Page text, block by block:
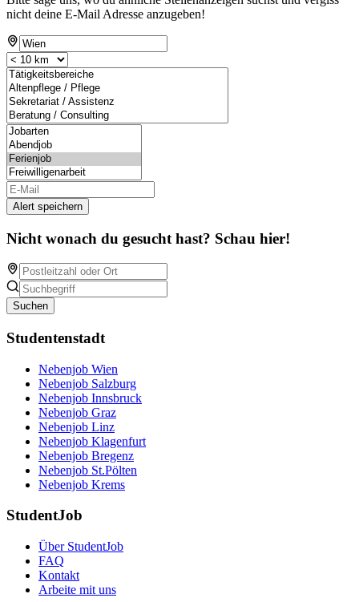
nicht deine E-Mail Adresse anzugeben!
Alert speichern
Nicht wonach du gesucht hast? Schau hier!
Suchen
Studentenstadt
Nebenjob Wien
Nebenjob Salzburg
Nebenjob Innsbruck
Nebenjob Graz
Nebenjob Linz
Nebenjob Klagenfurt
Nebenjob Bregenz
Nebenjob St.Pölten
Nebenjob Krems
StudentJob
Über StudentJob
FAQ
Kontakt
Arbeite mit uns